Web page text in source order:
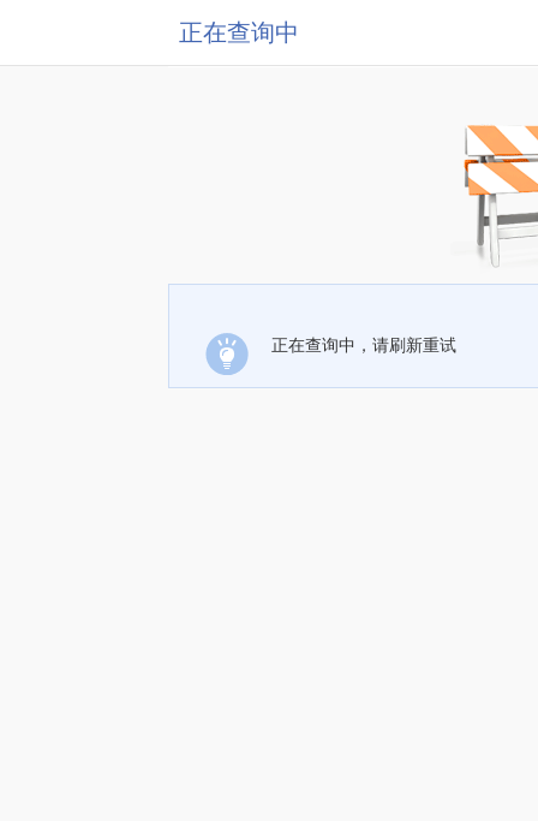
正在查询中
正在查询中，请刷新重试